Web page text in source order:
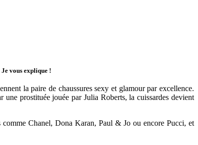
vous explique !
la paire de chaussures sexy et glamour par excellence.
prostituée jouée par Julia Roberts, la cuissardes devient
comme Chanel, Dona Karan, Paul & Jo ou encore Pucci, et